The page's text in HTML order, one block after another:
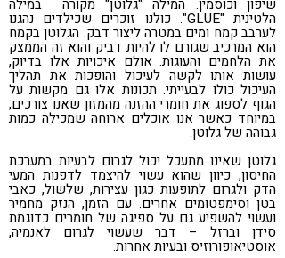
שיפון וכוסמין. המילה "גלוטן" מקורה במילה
הלטינית "GLUE". כולנו זוכרים שכילדים נהגנו
לערבב קמח ומים במטרה ליצור דבק. הגלוטן בקמח
הוא המרכיב שגורם לו להיות דביק והוא זה הממצק
את הלחמים והעוגות. אולם איכויות אלו בדיוק,
עושות אותו לקשה לעיכול והופכות את תהליך
העיכול כולו לבעייתי. תכונות אלו גם מקשות על
הגוף לספוג את חומרי ההזנה מהמזון שאנו צורכים,
במיוחד כאשר אנו אוכלים ארוחה שמכילה כמות
גבוהה של גלוטן.
גלוטן שאינו מתעכל יכול לגרום לבעיות במערכת
החיסון, כיוון שהוא עשוי להיצמד לדפנות המעי
הדק ולגרום לתופעות כגון עצירות, שלשול, כאבי
בטן וסימפטומים אחרים. עם הזמן, הנזק מחמיר
ועשוי להשפיע גם על ספיגה של חומרים כדוגמת
סידן וברזל – דבר שעשוי לגרום לאנמיה,
אוסטיאופורוזיס ובעיות אחרות.